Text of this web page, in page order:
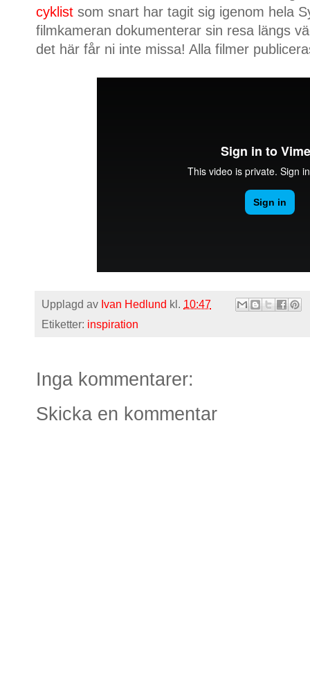
cyklist som snart har tagit sig igenom hela
filmkameran dokumenterar sin resa längs
det här får ni inte missa! Alla filmer
Upplagd av Ivan Hedlund kl. 10:47
Etiketter: inspiration
Inga kommentarer:
Skicka en kommentar